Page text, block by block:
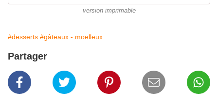
version imprimable
#desserts #gâteaux - moelleux
Partager